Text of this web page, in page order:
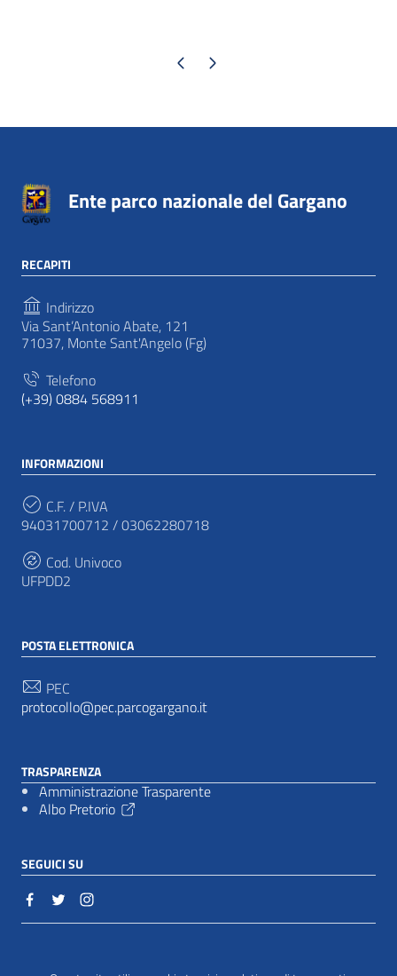
Pagina precedente
Pagina successiva
Ente parco nazionale del Gargano
RECAPITI
Indirizzo
Via Sant’Antonio Abate, 121
71037, Monte Sant'Angelo (Fg)
Telefono
(+39) 0884 568911
INFORMAZIONI
C.F. / P.IVA
94031700712 / 03062280718
Cod. Univoco
UFPDD2
POSTA ELETTRONICA
PEC
protocollo@pec.parcogargano.it
TRASPARENZA
Amministrazione Trasparente
Albo Pretorio
SEGUICI SU